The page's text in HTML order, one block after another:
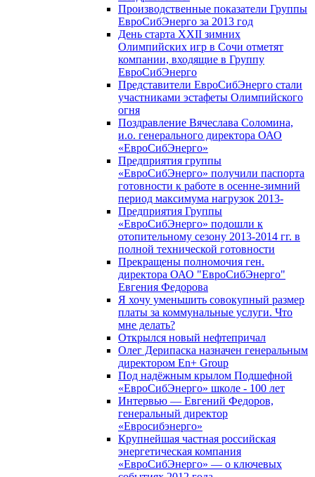
Производственные показатели Группы
ЕвроСибЭнерго за 2013 год
День старта XXII зимних
Олимпийских игр в Сочи отметят
компании, входящие в Группу
ЕвроСибЭнерго
Представители ЕвроСибЭнерго стали
участниками эстафеты Олимпийского
огня
Поздравление Вячеслава Соломина,
и.о. генерального директора ОАО
«ЕвроСибЭнерго»
Предприятия группы
«ЕвроСибЭнерго» получили паспорта
готовности к работе в осенне-зимний
период максимума нагрузок 2013-
Предприятия Группы
«ЕвроСибЭнерго» подошли к
отопительному сезону 2013-2014 гг. в
полной технической готовности
Прекращены полномочия ген.
директора ОАО "ЕвроСибЭнерго"
Евгения Федорова
Я хочу уменьшить совокупный размер
платы за коммунальные услуги. Что
мне делать?
Открылся новый нефтепричал
Олег Дерипаска назначен генеральным
директором En+ Group
Под надёжным крылом Подшефной
«ЕвроСибЭнерго» школе - 100 лет
Интервью — Евгений Федоров,
генеральный директор
«Евросибэнерго»
Крупнейшая частная российская
энергетическая компания
«ЕвроСибЭнерго» — о ключевых